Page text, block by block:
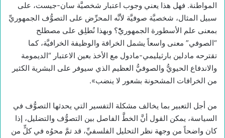
المواطنة. فهل هذا يعني وجوب اعتبار شخصيَّة سان-جيست، على
سبيل المثال، شخصيَّة صوفيَّة لأنَّه المحرِّض على التصوُّف الجمهوريِّ
بمعنى علم الأسطورة الجمهوريّْ؟ وبهذا نُطلِق على مصطلح
“الصوفي” معنى واسعاً يشمل الخرافة والوظيفة الخرافيَّة، كما
تقترحه مادلين بارثيليمي-مادول مع الأخذ بعين الاعتبار “الديمومة
والاندفاع الحيويُّ والصوفيُّ العظيم الذي سيوفر على البشرية الكثير
من الخرافات المشحونة بشعور لا ينضب».
من أجل التعبير بما يخالف مشكلة التفسير التي يحدثها التصوُّف في
السياسة، يمكن القول أنَّ الخطَّ الفاصل بين التصوُّف والتضليل، إذا
كان واضحاً من وجهة نظر التحليل الفلسفيِّ، قد تمَّ محوُه في كلٍّ من